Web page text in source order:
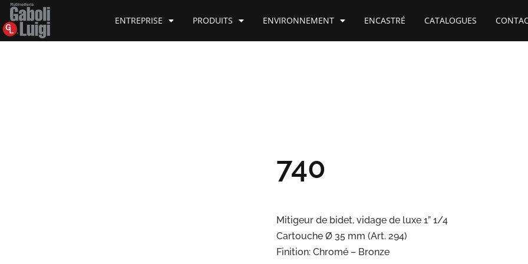
ENTREPRISE PRODUITS ENVIRONNEMENT ENCASTRÉ CATALOGUES
740
Mitigeur de bidet, vidage de luxe 1” 1/4
Cartouche Ø 35 mm (Art. 294)
Finition: Chromé – Bronze